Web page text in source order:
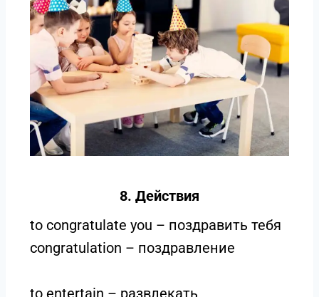
8. Действия
to congratulate you – поздравить тебя
congratulation – поздравление
to entertain – развлекать